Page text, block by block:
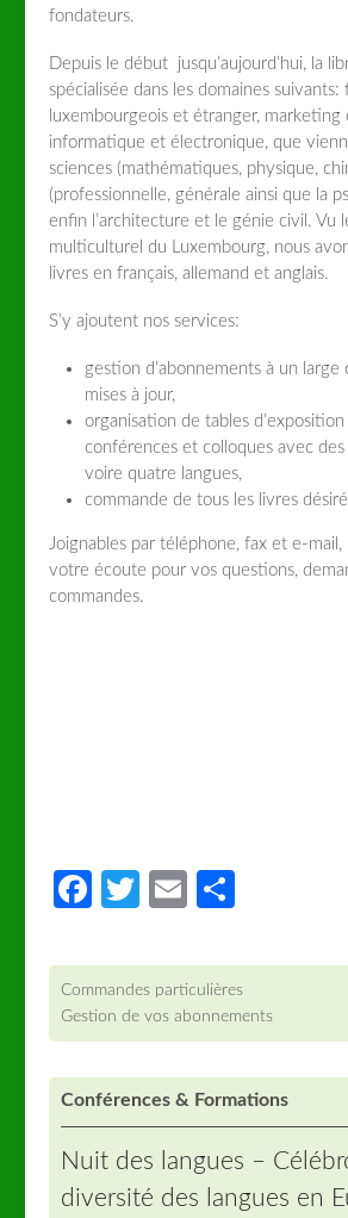
fondateurs.
Depuis le début jusqu’aujourd’hui, la
spécialisée dans les domaines
luxembourgeois et étranger, marketing
informatique et électronique, que
sciences (mathématiques, physique,
(professionnelle, générale ainsi que la
enfin l’architecture et le génie civil. Vu
multiculturel du Luxembourg, nous
livres en français, allemand et anglais.
S’y ajoutent nos services:
gestion d’abonnements à un
mises à jour,
organisation de tables d’exposition
conférences et colloques avec
voire quatre langues,
commande de tous les livres
Joignables par téléphone, fax et e-mail,
votre écoute pour vos questions,
commandes.
Facebook
Twitter
Email
Commandes particulières
Gestion de vos abonnements
Conférences & Formations
Nuit des langues –
diversité des langues en